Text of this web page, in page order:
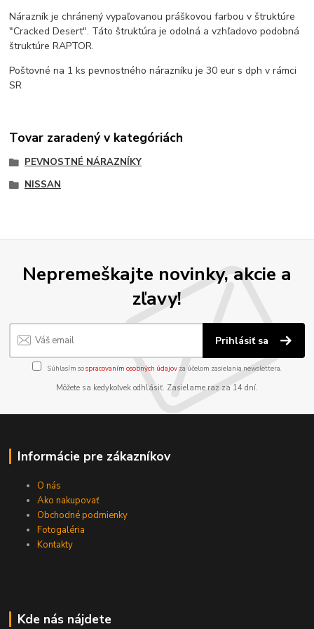
Nárazník je chránený vypaľovanou práškovou farbou v štruktúre
"Cracked Desert". Táto štruktúra je odolná a vzhľadovo podobná
štruktúre RAPTOR.
Poštovné na 1 ks pevnostného nárazníku je 30 eur s dph v rámci
SR
Tovar zaradený v kategóriách
PEVNOSTNÉ NÁRAZNÍKY
NISSAN
Nepremeškajte novinky, akcie a
zľavy!
Prihlásiť sa
Súhlasím sospracovaním osobných údajov za účelom zasielania newslettera.
Môžete sa kedykoľvek odhlásiť. Zasielame raz za 14 dní.
Informácie pre zákazníkov
O nás
Ako nakupovať
Obchodné podmienky
Fotogaléria
Kontakty
Kde nás nájdete